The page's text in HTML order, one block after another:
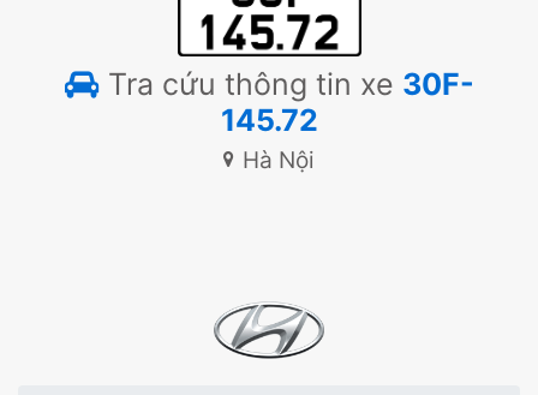
Tra cứu thông tin xe 30F-
145.72
Hà Nội